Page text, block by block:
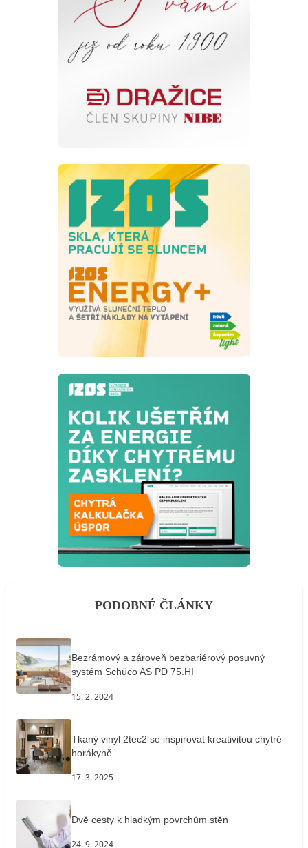
PODOBNÉ ČLÁNKY
Bezrámový a zároveň bezbariérový posuvný
systém Schüco AS PD 75.HI
15. 2. 2024
Tkaný vinyl 2tec2 se inspirovat kreativitou chytré
horákyně
17. 3. 2025
Dvě cesty k hladkým povrchům stěn
24. 9. 2024